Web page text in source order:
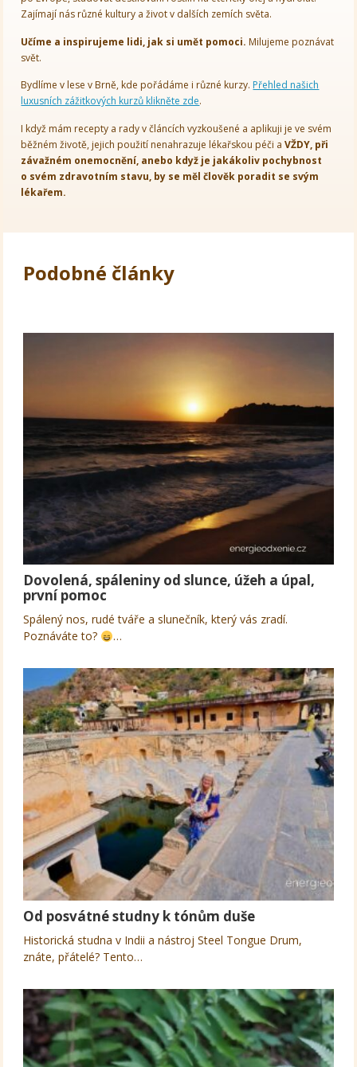
Zajímají nás různé kultury a život v dalších zemích světa.
Učíme a inspirujeme lidi, jak si umět pomoci. Milujeme poznávat
svět.
Bydlíme v lese v Brně, kde pořádáme i různé kurzy. Přehled našich
luxusních zážitkových kurzů klikněte zde.
I když mám recepty a rady v článcích vyzkoušené a aplikuji je ve svém
běžném životě, jejich použití nenahrazuje lékařskou péči aVŽDY, při
závažném onemocnění, anebo když je jakákoliv pochybnost
o svém zdravotním stavu, by se měl člověk poradit se svým
lékařem.
Podobné články
Dovolená, spáleniny od slunce, úžeh a úpal,
první pomoc
Spálený nos, rudé tváře a slunečník, který vás zradí.
Poznáváte to?
…
Od posvátné studny k tónům duše
Historická studna v Indii a nástroj Steel Tongue Drum,
znáte, přátelé? Tento…